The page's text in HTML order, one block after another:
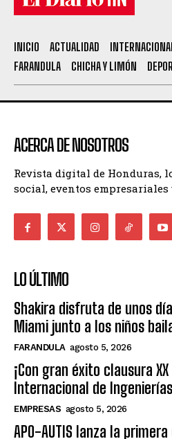
INICIO ACTUALIDAD
FARANDULA
CHICHA Y LIMÓN
ACERCA DE NOSOTROS
Revista digital de Honduras,
social, eventos
LO ÚLTIMO
Shakira disfruta de unos
Miami junto a los niños
FARANDULA agosto 5, 2026
¡Con gran éxito clausura
Internacional de
EMPRESAS agosto 5, 2026
APO-AUTIS lanza la